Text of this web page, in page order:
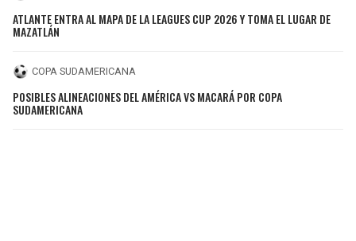
ATLANTE ENTRA AL MAPA DE LA LEAGUES CUP 2026 Y TOMA EL LUGAR DE
MAZATLÁN
COPA SUDAMERICANA
POSIBLES ALINEACIONES DEL AMÉRICA VS MACARÁ POR COPA
SUDAMERICANA